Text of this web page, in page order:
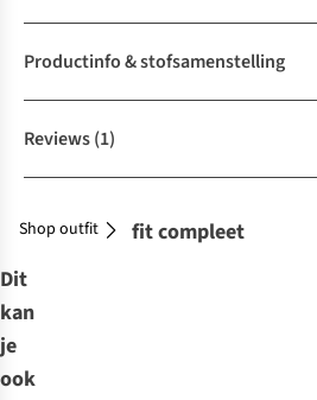
Productinfo & stofsamenstelling
Reviews(1)
Maak je outfit compleet
Shop outfit
Dit
kan
je
ook